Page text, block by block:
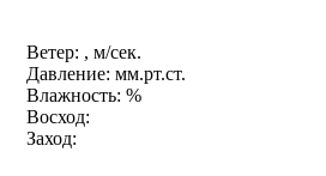
Ветер: , м/сек.
Давление: мм.рт.ст.
Влажность: %
Восход:
Заход: